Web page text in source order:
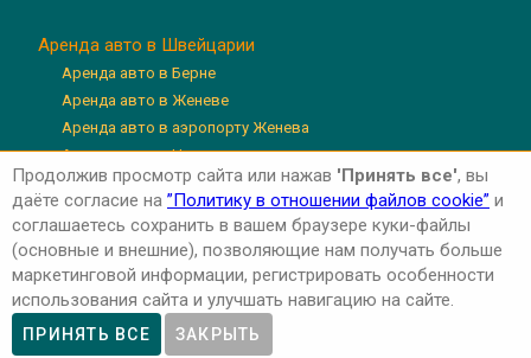
Аренда авто в Швейцарии
Аренда авто в Берне
Аренда авто в Женеве
Аренда авто в аэропорту Женева
Аренда авто в Цюрихе
Аренда авто в аэропорту Цюрих
Аренда авто в Люцерне
Авторские права © 2026 'Авто-Аренда'
Privacy Policy
Продолжив просмотр сайта или нажав 'Принять все', вы
даёте согласие на ”Политику в отношении файлов cookie” и
соглашаетесь сохранить в вашем браузере куки-файлы
(основные и внешние), позволяющие нам получать больше
маркетинговой информации, регистрировать особенности
использования сайта и улучшать навигацию на сайте.
ПРИНЯТЬ ВСЕ ЗАКРЫТЬ